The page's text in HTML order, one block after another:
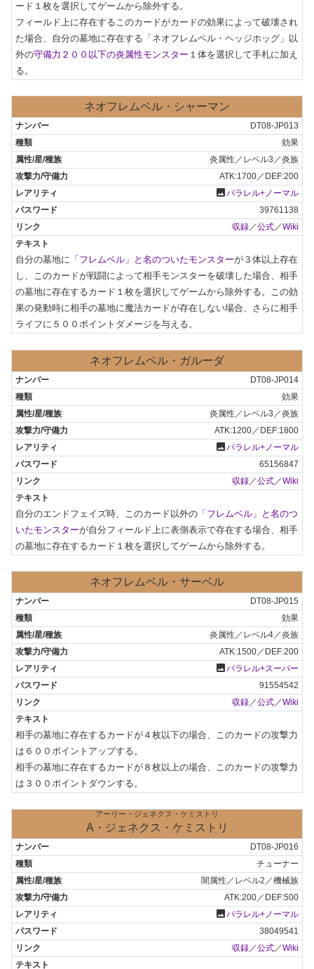
ード１枚を選択してゲームから除外する。
フィールド上に存在するこのカードがカードの効果によって破壊され
た場合、自分の墓地に存在する「ネオフレムベル・ヘッジホッグ」以
外の守備力２００以下の炎属性モンスター １体を選択して手札に加え
る。
ネオフレムベル・シャーマン
DT08-JP013
効果
炎属性／レベル3／炎族
ATK:1700／DEF:200
photoパラレル+ノーマル
39761138
収録／公式／Wiki
自分の墓地に 「フレムベル」と名のついたモンスターが３体以上存在
し、このカードが戦闘によって相手モンスターを破壊した場合、相手
の墓地に存在するカード１枚を選択してゲームから除外する。この効
果の発動時に相手の墓地に魔法カードが存在しない場合、さらに相手
ライフに５００ポイントダメージを与える。
ネオフレムベル・ガルーダ
DT08-JP014
効果
炎属性／レベル3／炎族
ATK:1200／DEF:1800
photoパラレル+ノーマル
65156847
収録／公式／Wiki
自分のエンドフェイズ時、このカード以外の 「フレムベル」と名のつ
いたモンスターが自分フィールド上に表側表示で存在する場合、相手
の墓地に存在するカード１枚を選択してゲームから除外する。
ネオフレムベル・サーベル
DT08-JP015
効果
炎属性／レベル4／炎族
ATK:1500／DEF:200
photoパラレル+スーパー
91554542
収録／公式／Wiki
相手の墓地に存在するカードが４枚以下の場合、このカードの攻撃力
は６００ポイントアップする。
相手の墓地に存在するカードが８枚以上の場合、このカードの攻撃力
は３００ポイントダウンする。
アーリー・ジェネクス・ケミストリ
A・ジェネクス・ケミストリ
DT08-JP016
チューナー
闇属性／レベル2／機械族
ATK:200／DEF:500
photoパラレル+ノーマル
38049541
収録 ／公式 ／Wiki